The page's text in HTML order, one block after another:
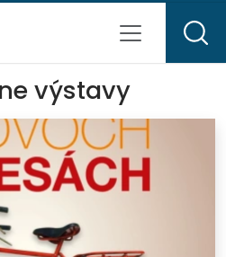
výstavy